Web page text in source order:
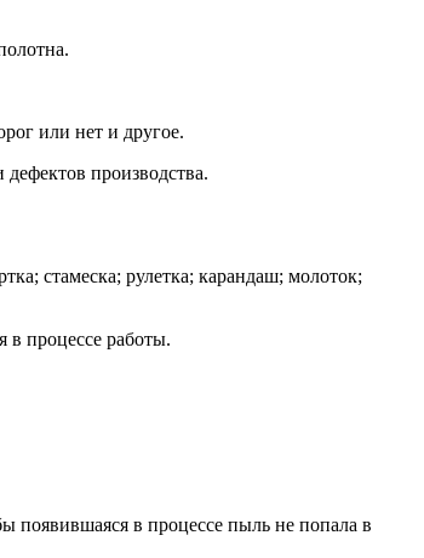
или нет и другое.
производства.
стамеска; рулетка; карандаш; молоток;
в процессе работы.
появившаяся в процессе пыль не попала в